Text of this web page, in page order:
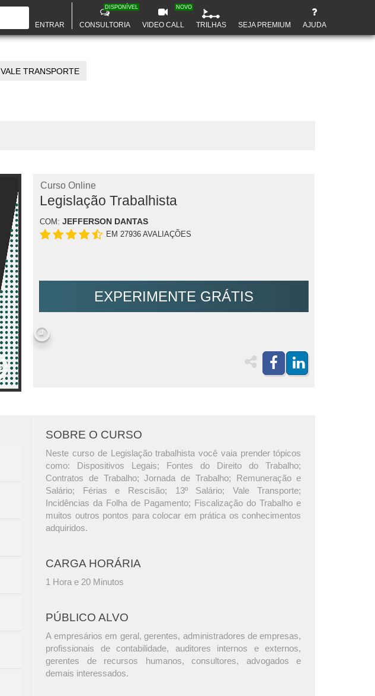
ENTRAR CONSULTORIA
DISPONÍVEL
VIDEO CALL
NOVO
TRILHAS SEJA PREMIUM AJUDA
VALE TRANSPORTE
Curso Online
Legislação Trabalhista
COM: JEFFERSON DANTAS
EM 27936 AVALIAÇÕES
EXPERIMENTE GRÁTIS
SOBRE O CURSO
Neste curso de Legislação trabalhista você vaia prender tópicos
como: Dispositivos Legais; Fontes do Direito do Trabalho;
Contratos de Trabalho; Jornada de Trabalho; Remuneração e
Salário; Férias e Rescisão; 13º Salário; Vale Transporte;
Incidências da Folha de Pagamento; Fiscalização do Trabalho e
muitos outros pontos para colocar em prática os conhecimentos
adquiridos.
CARGA HORÁRIA
1 Hora e 20 Minutos
PÚBLICO ALVO
A empresários em geral, gerentes, administradores de empresas,
profissionais de contabilidade, auditores internos e externos,
gerentes de recursos humanos, consultores, advogados e
demais interessados.